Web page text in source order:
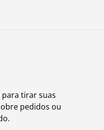
tirar suas
pedidos ou